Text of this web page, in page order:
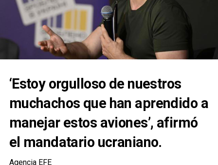
‘Estoy orgulloso de nuestros
muchachos que han aprendido a
manejar estos aviones’, afirmó
el mandatario ucraniano.
Agencia EFE